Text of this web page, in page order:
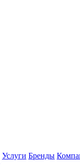
Услуги Бренды